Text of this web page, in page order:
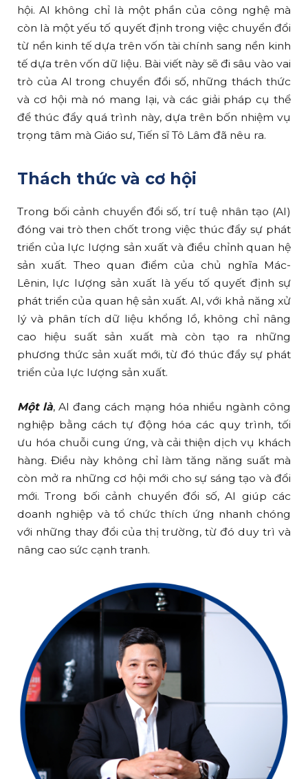
hội. AI không chỉ là một phần của công nghệ mà
còn là một yếu tố quyết định trong việc chuyển đổi
từ nền kinh tế dựa trên vốn tài chính sang nền kinh
tế dựa trên vốn dữ liệu. Bài viết này sẽ đi sâu vào vai
trò của AI trong chuyển đổi số, những thách thức
và cơ hội mà nó mang lại, và các giải pháp cụ thể
để thúc đẩy quá trình này, dựa trên bốn nhiệm vụ
trọng tâm mà Giáo sư, Tiến sĩ Tô Lâm đã nêu ra.
Thách thức và cơ hội
Trong bối cảnh chuyển đổi số, trí tuệ nhân tạo (AI)
đóng vai trò then chốt trong việc thúc đẩy sự phát
triển của lực lượng sản xuất và điều chỉnh quan hệ
sản xuất. Theo quan điểm của chủ nghĩa Mác-
Lênin, lực lượng sản xuất là yếu tố quyết định sự
phát triển của quan hệ sản xuất. AI, với khả năng xử
lý và phân tích dữ liệu khổng lồ, không chỉ nâng
cao hiệu suất sản xuất mà còn tạo ra những
phương thức sản xuất mới, từ đó thúc đẩy sự phát
triển của lực lượng sản xuất.
Một là, AI đang cách mạng hóa nhiều ngành công
nghiệp bằng cách tự động hóa các quy trình, tối
ưu hóa chuỗi cung ứng, và cải thiện dịch vụ khách
hàng. Điều này không chỉ làm tăng năng suất mà
còn mở ra những cơ hội mới cho sự sáng tạo và đổi
mới. Trong bối cảnh chuyển đổi số, AI giúp các
doanh nghiệp và tổ chức thích ứng nhanh chóng
với những thay đổi của thị trường, từ đó duy trì và
nâng cao sức cạnh tranh.